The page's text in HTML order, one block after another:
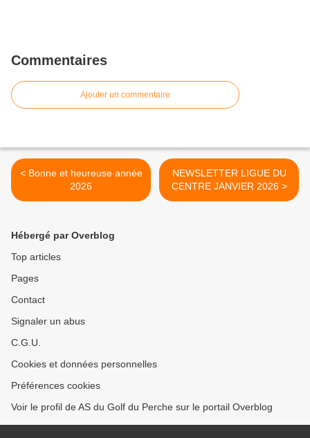
Commentaires
Ajouter un commentaire
< Bonne et heureuse année
2026
NEWSLETTER LIGUE DU
CENTRE JANVIER 2026 >
Hébergé par Overblog
Top articles
Pages
Contact
Signaler un abus
C.G.U.
Cookies et données personnelles
Préférences cookies
Voir le profil de AS du Golf du Perche sur le portail Overblog